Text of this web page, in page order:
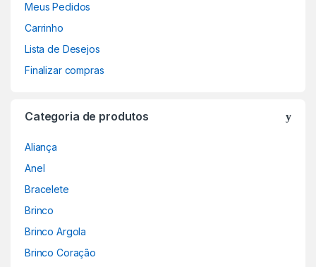
Meus Pedidos
Carrinho
Lista de Desejos
Finalizar compras
Categoria de produtos
Aliança
Anel
Bracelete
Brinco
Brinco Argola
Brinco Coração